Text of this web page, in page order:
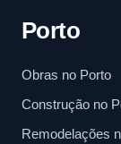
Porto
Obras no Porto
Construção no
Remodelações